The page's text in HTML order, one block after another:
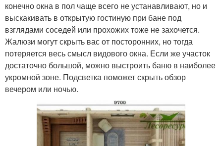
конечно окна в пол чаще всего не устанавливают, но и
выскакивать в открытую гостиную при бане под
взглядами соседей или прохожих тоже не захочется.
Жалюзи могут скрыть вас от посторонних, но тогда
потеряется весь смысл видового окна. Если же участок
достаточно большой, можно выстроить баню в наиболее
укромной зоне. Подсветка поможет скрыть обзор
вечером или ночью.